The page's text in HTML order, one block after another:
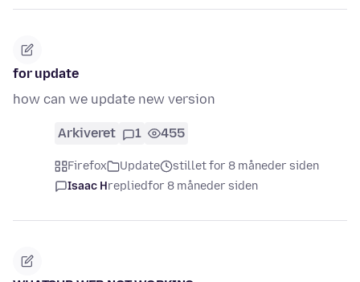
for update
how can we update new version
Arkiveret 1 455
Firefox Update
stillet for 8 måneder siden
Isaac Hrepliedfor 8 måneder siden